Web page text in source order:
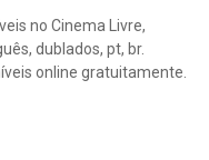
no Cinema Livre,
dublados, pt, br.
online gratuitamente.